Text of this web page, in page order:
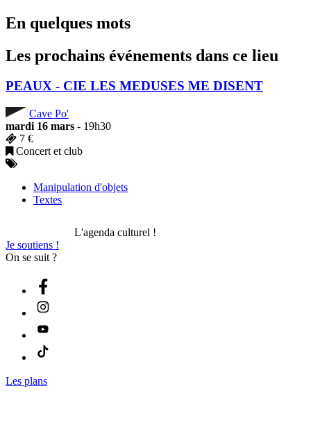
En quelques mots
Les prochains événements dans ce lieu
PEAUX - CIE LES MEDUSES ME DISENT
Cave Po'
mardi 16 mars - 19h30
7 €
Concert et club
Manipulation d'objets
Textes
L'agenda culturel !
Je soutiens !
On se suit ?
Les plans